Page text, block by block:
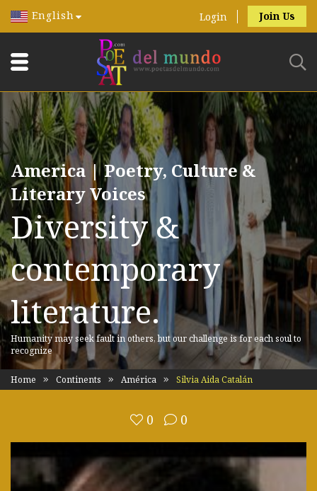
English Login Join Us
America | Poetry, Culture &
Literary Voices
Diversity &
contemporary
literature.
Humanity may seek fault in others, but our challenge is for each soul to
recognize
Home Continents América Silvia Aida Catalán
0 0